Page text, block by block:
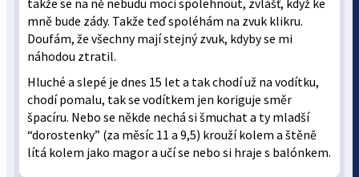
takže se na ně nebudu moci spolehnout, zvlášť, když ke
mně bude zády. Takže teď spoléhám na zvuk klikru.
Doufám, že všechny mají stejný zvuk, kdyby se mi
náhodou ztratil.
Hluché a slepé je dnes 15 let a tak chodí už na vodítku,
chodí pomalu, tak se vodítkem jen koriguje směr
špacíru. Nebo se někde nechá si šmuchat a ty mladší
“dorostenky” (za měsíc 11 a 9,5) krouží kolem a štěně
lítá kolem jako magor a učí se nebo si hraje s balónkem.